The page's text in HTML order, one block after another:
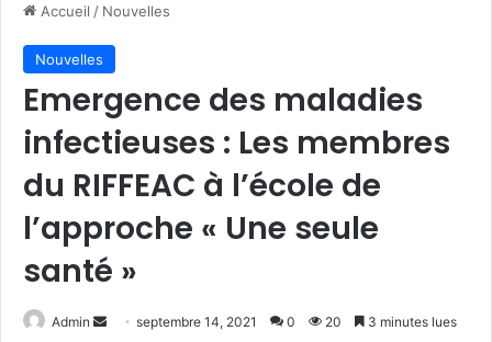
Accueil / Nouvelles
Nouvelles
Emergence des maladies
infectieuses : Les membres
du RIFFEAC à l’école de
l’approche « Une seule
santé »
Admin septembre 14, 2021 0 20 3 minutes lues